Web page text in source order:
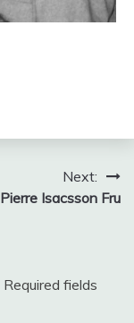
Next:
Pierre Isacsson Fru
Required fields